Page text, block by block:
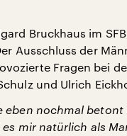
Bruckhaus im
Ausschluss der
Fragen bei
und Ulrich
eben nochmal betont
es mir natürlich als